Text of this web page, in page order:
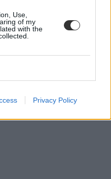
Use,
of my
with the
Privacy Policy